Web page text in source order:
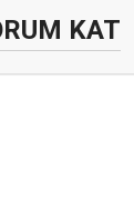
KAT